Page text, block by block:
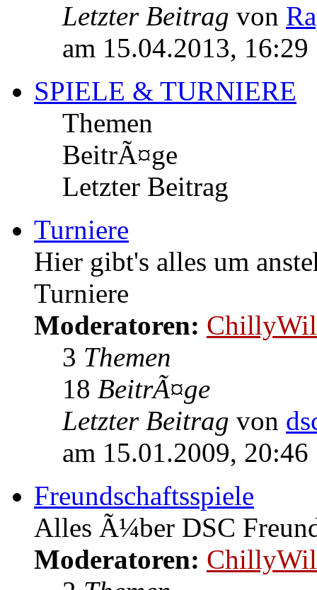
Letzter Beitrag von
am 15.04.2013, 16:29
SPIELE & TURNIERE
Themen
BeitrÃ¤ge
Letzter Beitrag
Turniere
Hier gibt's alles um
Turniere
Moderatoren:
3 Themen
18 BeitrÃ¤ge
Letzter Beitrag von
am 15.01.2009, 20:46
Freundschaftsspiele
Alles Ã¼ber DSC
Moderatoren: